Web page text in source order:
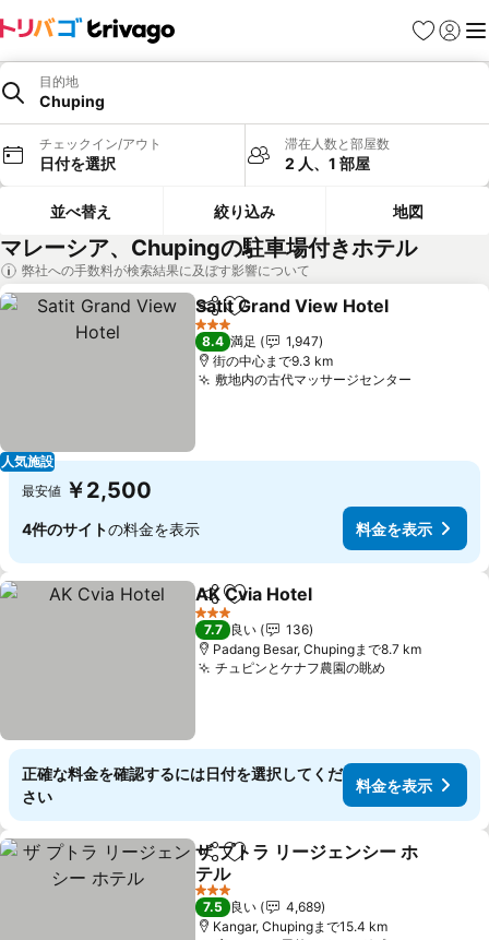
お気に入り
ログイ
メ
目的地
Chuping
チェックイン/アウト
日付を選択
滞在人数と部屋数
2 人、1 部屋
並べ替え 絞り込み 地図
マレーシア、Chupingの駐車場付きホテル
弊社への手数料が検索結果に及ぼす影響について
人気施設
シェアお気に入りに追加
Satit Grand View Hotel
3 ホテルのランク
8.4 満足
1,947
街の中心まで9.3 km
敷地内の古代マッサージセンター
最安値 ￥2,500
4件のサイトの料金を表示 料金を表示
シェアお気に入りに追加
AK Cvia Hotel
3 ホテルのランク
7.7 良い
136
Padang Besar, Chupingまで8.7 km
チュピンとケナフ農園の眺め
正確な料金を確認するには日付を選択してくだ
さい
料金を表示
シェアお気に入りに追加
ザ プトラ リージェンシー ホ
テル
料金を表示
3 ホテルのランク
7.5 良い
4,689
Kangar, Chupingまで15.4 km